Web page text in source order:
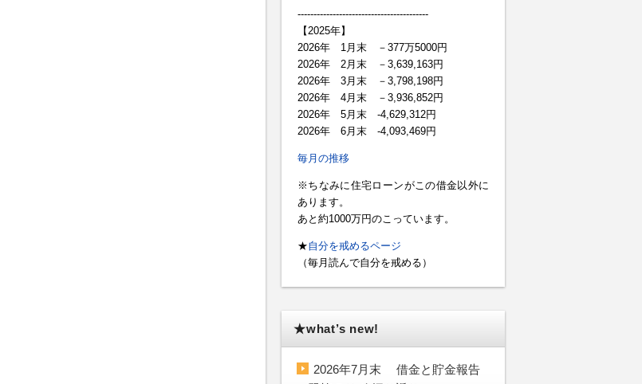
-----------------------------------------
【2025年】
2026年 1月末 －377万5000円
2026年 2月末 －3,639,163円
2026年 3月末 －3,798,198円
2026年 4月末 －3,936,852円
2026年 5月末 -4,629,312円
2026年 6月末 -4,093,469円
毎月の推移
※ちなみに住宅ローンがこの借金以外に
あります。
あと約1000万円のこっています。
★自分を戒めるページ
（毎月読んで自分を戒める）
★what’s new!
2026年7月末 借金と貯金報告